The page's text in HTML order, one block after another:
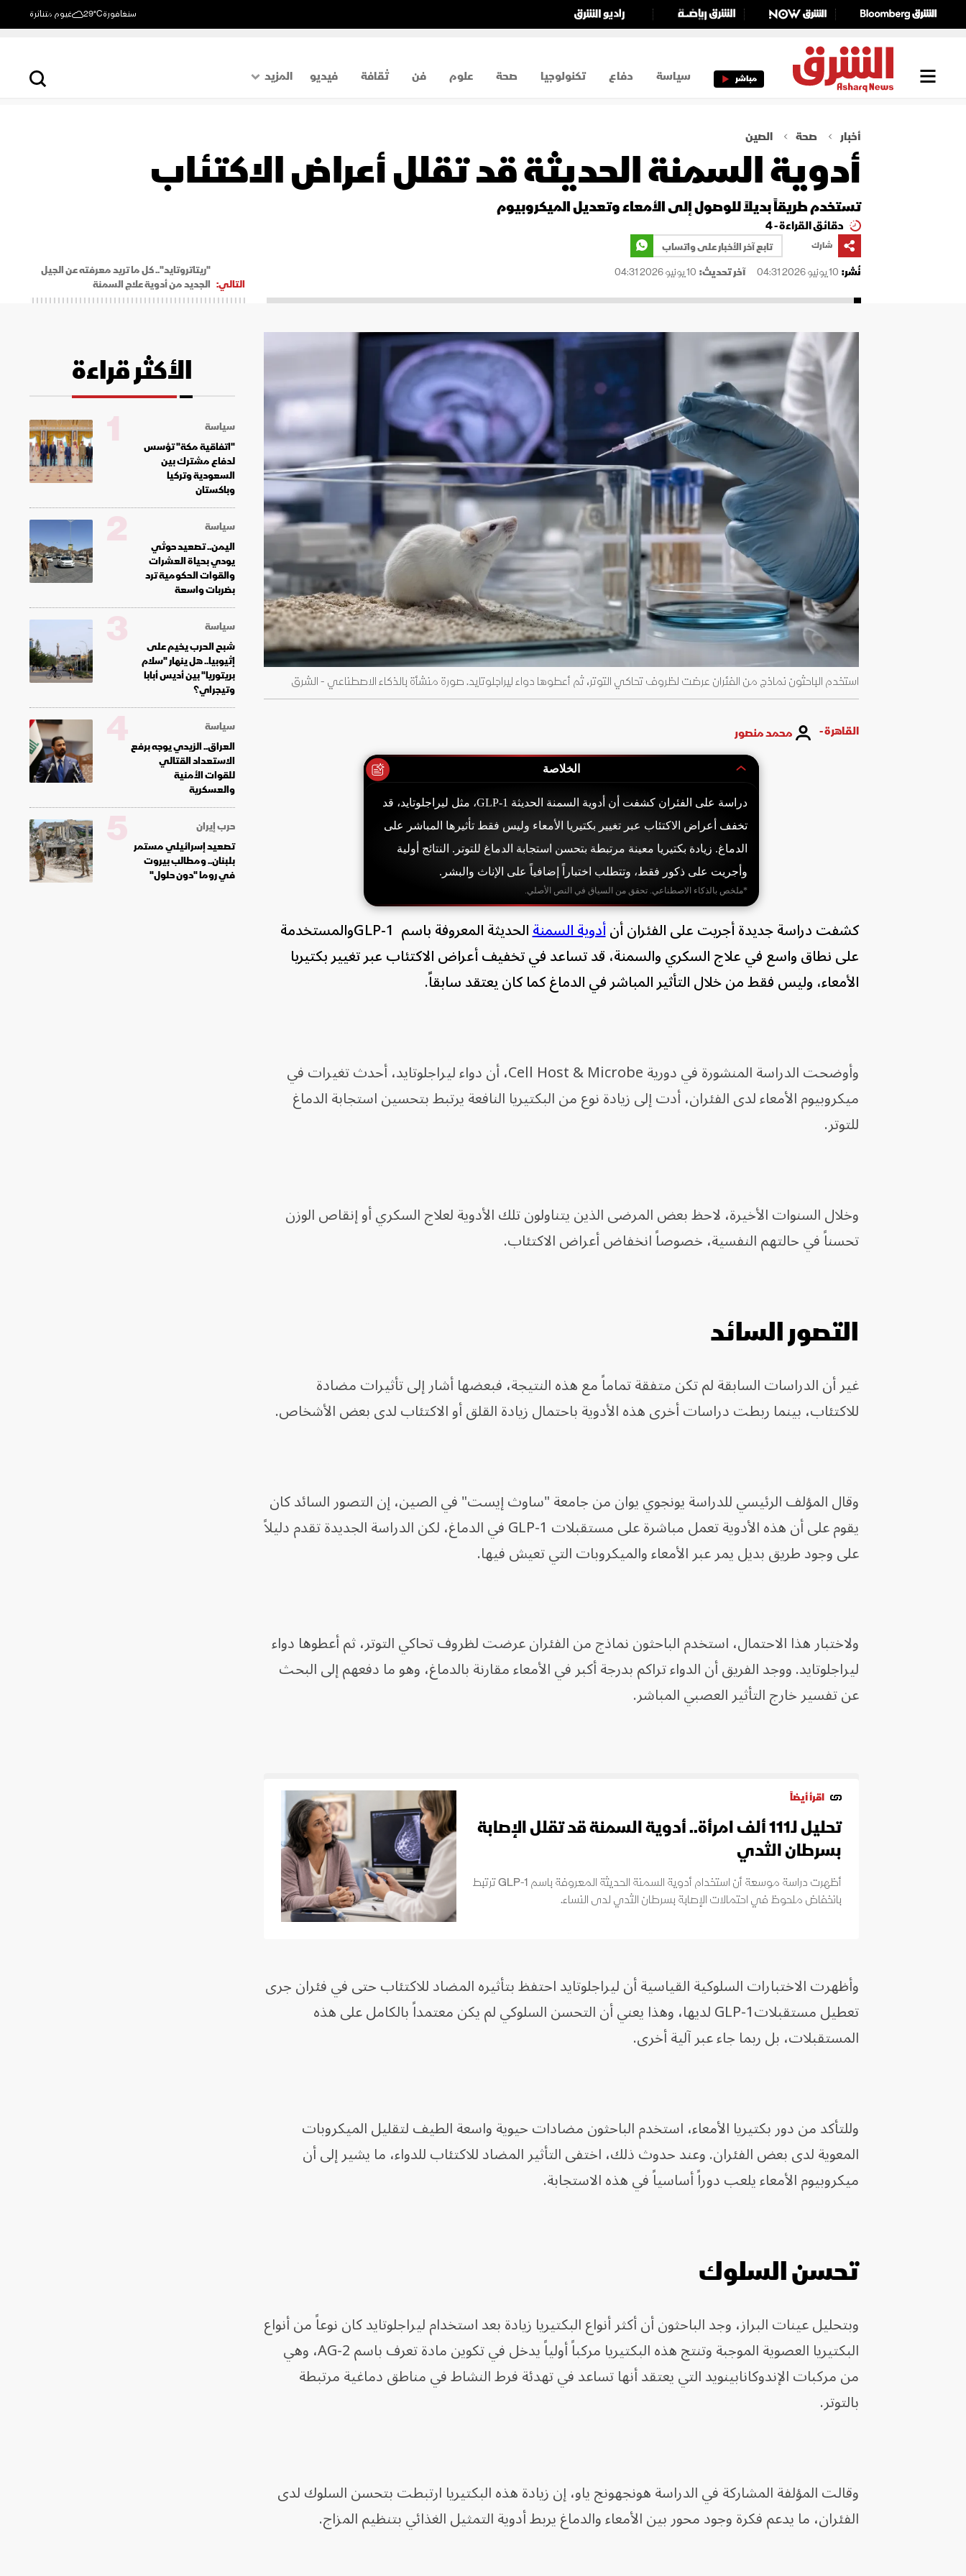
سنغافورة29°C غيوم متناثرة
مباشر سياسة دفاع تكنولوجيا صحة علوم فن ثقافة فيديو
المزيد
اقتصاد
أخبار صحة الصين
أدوية السمنة الحديثة قد تقلل أعراض الاكتئاب
تستخدم طريقاً بديلاً للوصول إلى الأمعاء وتعديل الميكروبيوم
دقائق القراءة - 4
شارك
تابع آخر الأخبار على واتساب
نُشر: 10 يونيو 2026 04:31 آخر تحديث: 10 يونيو 2026 04:31
التالي:
"ريتاتروتايد".. كل ما تريد معرفته عن الجيل
الجديد من أدوية علاج السمنة
استخدم الباحثون نماذج من الفئران عرضت لظروف تحاكي التوتر، ثم أعطوها دواء ليراجلوتايد. صورة منشأة بالذكاء الاصطناعي - الشرق
القاهرة - محمد منصور
الخلاصة
دراسة على الفئران كشفت أن أدوية السمنة الحديثة GLP-1، مثل ليراجلوتايد، قد
تخفف أعراض الاكتئاب عبر تغيير بكتيريا الأمعاء وليس فقط تأثيرها المباشر على
الدماغ. زيادة بكتيريا معينة مرتبطة بتحسن استجابة الدماغ للتوتر. النتائج أولية
وأجريت على ذكور فقط، وتتطلب اختباراً إضافياً على الإناث والبشر.
*ملخص بالذكاء الاصطناعي. تحقق من السياق في النص الأصلي.
كشفت دراسة جديدة أجريت على الفئران أنأدوية السمنة
الحديثة المعروفة باسم GLP-1والمستخدمة
على نطاق واسع في علاج السكري والسمنة، قد تساعد في تخفيف أعراض الاكتئاب عبر تغيير بكتيريا
الأمعاء، وليس فقط من خلال التأثير المباشر في الدماغ كما كان يعتقد سابقاً.
وأوضحت الدراسة المنشورة في دورية Cell Host & Microbe، أن دواء ليراجلوتايد، أحدث تغيرات في
ميكروبيوم الأمعاء لدى الفئران، أدت إلى زيادة نوع من البكتيريا النافعة يرتبط بتحسين استجابة الدماغ
للتوتر.
وخلال السنوات الأخيرة، لاحظ بعض المرضى الذين يتناولون تلك الأدوية لعلاج السكري أو إنقاص الوزن
تحسناً في حالتهم النفسية، خصوصاً انخفاض أعراض الاكتئاب.
التصور السائد
غير أن الدراسات السابقة لم تكن متفقة تماماً مع هذه النتيجة، فبعضها أشار إلى تأثيرات مضادة
للاكتئاب، بينما ربطت دراسات أخرى هذه الأدوية باحتمال زيادة القلق أو الاكتئاب لدى بعض الأشخاص.
وقال المؤلف الرئيسي للدراسة يونجوي يوان من جامعة "ساوث إيست" في الصين، إن التصور السائد كان
يقوم على أن هذه الأدوية تعمل مباشرة على مستقبلات GLP-1 في الدماغ، لكن الدراسة الجديدة تقدم دليلاً
على وجود طريق بديل يمر عبر الأمعاء والميكروبات التي تعيش فيها.
ولاختبار هذا الاحتمال، استخدم الباحثون نماذج من الفئران عرضت لظروف تحاكي التوتر، ثم أعطوها دواء
ليراجلوتايد. ووجد الفريق أن الدواء تراكم بدرجة أكبر في الأمعاء مقارنة بالدماغ، وهو ما دفعهم إلى البحث
عن تفسير خارج التأثير العصبي المباشر.
اقرأ أيضاً
تحليل لـ111 ألف امرأة.. أدوية السمنة قد تقلل الإصابة
بسرطان الثدي
أظهرت دراسة موسعة أن استخدام أدوية السمنة الحديثة المعروفة باسم GLP-1 ترتبط
بانخفاض ملحوظ في احتمالات الإصابة بسرطان الثدي لدى النساء.
وأظهرت الاختبارات السلوكية القياسية أن ليراجلوتايد احتفظ بتأثيره المضاد للاكتئاب حتى في فئران جرى
تعطيل مستقبلاتGLP-1 لديها، وهذا يعني أن التحسن السلوكي لم يكن معتمداً بالكامل على هذه
المستقبلات، بل ربما جاء عبر آلية أخرى.
وللتأكد من دور بكتيريا الأمعاء، استخدم الباحثون مضادات حيوية واسعة الطيف لتقليل الميكروبات
المعوية لدى بعض الفئران. وعند حدوث ذلك، اختفى التأثير المضاد للاكتئاب للدواء، ما يشير إلى أن
ميكروبيوم الأمعاء يلعب دوراً أساسياً في هذه الاستجابة.
تحسن السلوك
وبتحليل عينات البراز، وجد الباحثون أن أكثر أنواع البكتيريا زيادة بعد استخدام ليراجلوتايد كان نوعاً من أنواع
البكتيريا العصوية الموجبة وتنتج هذه البكتيريا مركباً أولياً يدخل في تكوين مادة تعرف باسم 2-AG، وهي
من مركبات الإندوكانابينويد التي يعتقد أنها تساعد في تهدئة فرط النشاط في مناطق دماغية مرتبطة
بالتوتر.
وقالت المؤلفة المشاركة في الدراسة هونجهونج ياو، إن زيادة هذه البكتيريا ارتبطت بتحسن السلوك لدى
الفئران، ما يدعم فكرة وجود محور بين الأمعاء والدماغ يربط أدوية التمثيل الغذائي بتنظيم المزاج.
الأكثر قراءة
سياسة
"اتفاقية مكة" تؤسس
لدفاع مشترك بين
السعودية وتركيا
وباكستان
1
سياسة
اليمن.. تصعيد حوثي
يودي بحياة العشرات
والقوات الحكومية ترد
بضربات واسعة
2
سياسة
شبح الحرب يخيم على
إثيوبيا.. هل ينهار "سلام
بريتوريا" بين أديس أبابا
وتيجراي؟
3
سياسة
العراق.. الزيدي يوجه برفع
الاستعداد القتالي
للقوات الأمنية
والعسكرية
4
حرب إيران
تصعيد إسرائيلي مستمر
بلبنان.. ومطالب بيروت
في روما "دون حلول"
5